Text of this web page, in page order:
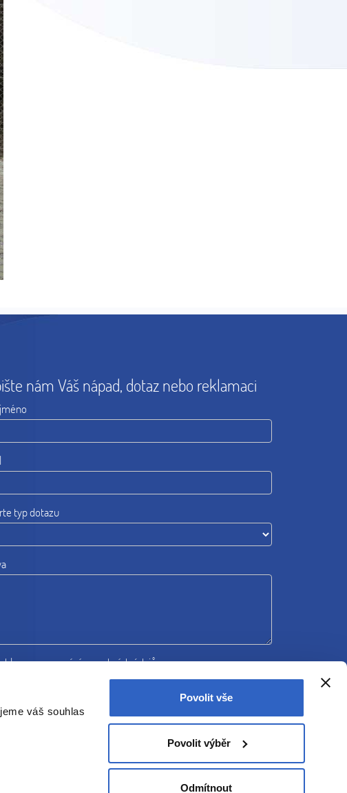
váš souhlas
Povolit vše
Povolit výběr
Odmítnout
nám Váš nápad, dotaz nebo reklamaci
typ dotazu
sezpracováním osobních údajů
Odeslat